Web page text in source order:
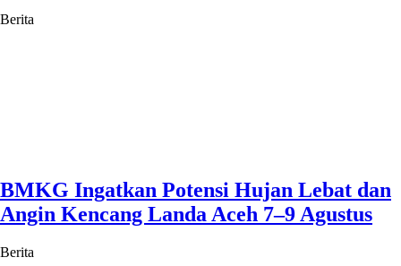
Berita
BMKG Ingatkan Potensi Hujan Lebat dan
Angin Kencang Landa Aceh 7–9 Agustus
Berita